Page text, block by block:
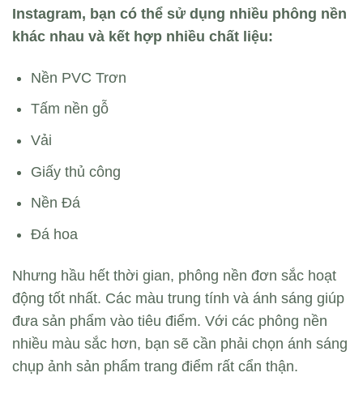
Instagram, bạn có thể sử dụng nhiều phông nền
khác nhau và kết hợp nhiều chất liệu:
Nền PVC Trơn
Tấm nền gỗ
Vải
Giấy thủ công
Nền Đá
Đá hoa
Nhưng hầu hết thời gian, phông nền đơn sắc hoạt
động tốt nhất. Các màu trung tính và ánh sáng giúp
đưa sản phẩm vào tiêu điểm. Với các phông nền
nhiều màu sắc hơn, bạn sẽ cần phải chọn ánh sáng
chụp ảnh sản phẩm trang điểm rất cẩn thận.